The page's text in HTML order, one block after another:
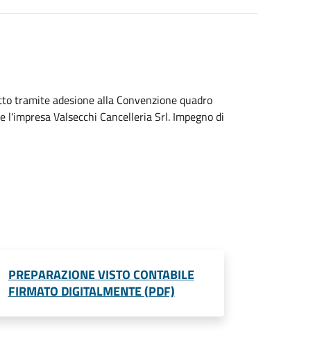
tramite adesione alla Convenzione quadro
Valsecchi Cancelleria Srl. Impegno di
PREPARAZIONE VISTO CONTABILE
FIRMATO DIGITALMENTE (PDF)